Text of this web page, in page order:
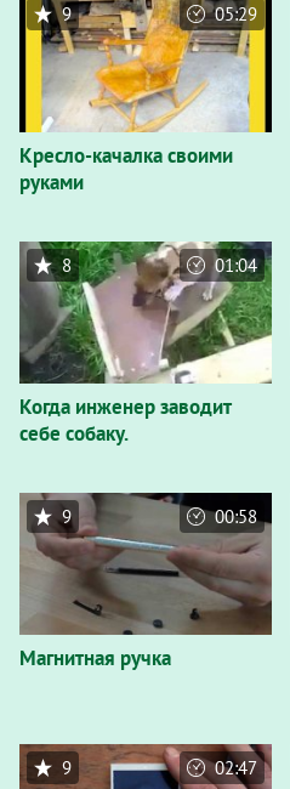
Кресло-качалка своими
руками
9 05:29
Когда инженер заводит
себе собаку.
8 01:04
Магнитная ручка
9 00:58
9 02:47